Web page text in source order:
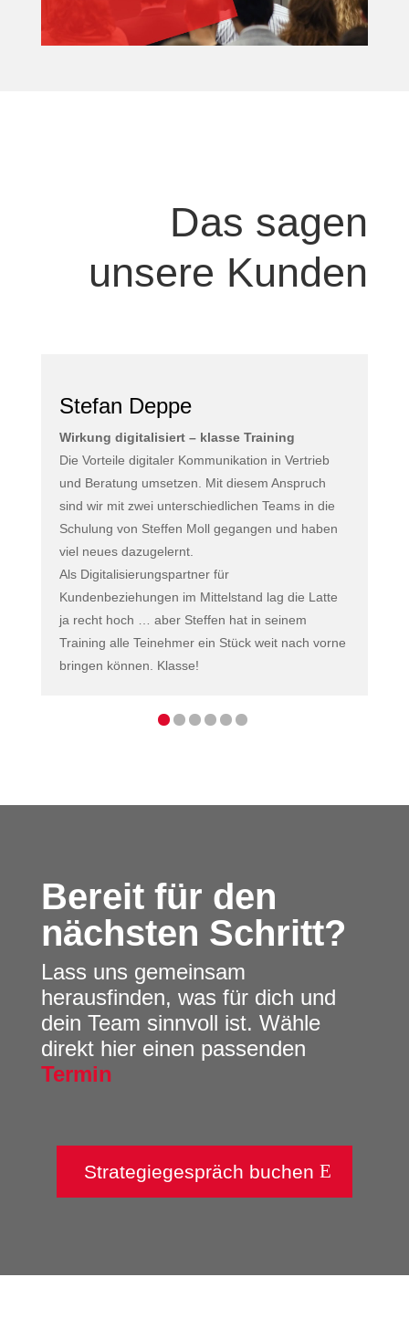
Das sagen
unsere Kunden
Stefan Deppe
Wirkung digitalisiert – klasse Training
Die Vorteile digitaler Kommunikation in Vertrieb
und Beratung umsetzen. Mit diesem Anspruch
sind wir mit zwei unterschiedlichen Teams in die
Schulung von Steffen Moll gegangen und haben
viel neues dazugelernt.
Als Digitalisierungspartner für
Kundenbeziehungen im Mittelstand lag die Latte
ja recht hoch … aber Steffen hat in seinem
Training alle Teinehmer ein Stück weit nach vorne
bringen können. Klasse!
Bereit für den
nächsten Schritt?
Lass uns gemeinsam
herausfinden, was für dich und
dein Team sinnvoll ist. Wähle
direkt hier einen passenden
Termin
Strategiegespräch buchen